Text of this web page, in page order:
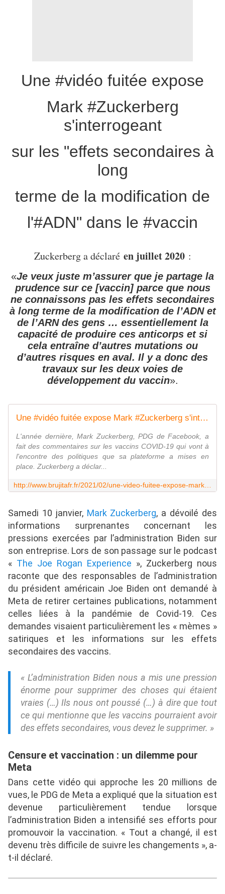
Une #vidéo fuitée expose
Mark #Zuckerberg
s'interrogeant
sur les "effets secondaires à
long
terme de la modification de
l'#ADN" dans le #vaccin
Zuckerberg a déclaré en juillet 2020 :
«Je veux juste m’assurer que je partage la
prudence sur ce [vaccin] parce que nous
ne connaissons pas les effets secondaires
à long terme de la modification de l’ADN et
de l’ARN des gens … essentiellement la
capacité de produire ces anticorps et si
cela entraîne d’autres mutations ou
d’autres risques en aval. Il y a donc des
travaux sur les deux voies de
développement du vaccin».
Une #vidéo fuitée expose Mark #Zuckerberg s'interrogeant sur les "effets secondaires à long terme de la modification de l'#ADN" dans le #vaccin - MOINS de BIENS PLUS de LIENS
L'année dernière, Mark Zuckerberg, PDG de Facebook, a
fait des commentaires sur les vaccins COVID-19 qui vont à
l'encontre des politiques que sa plateforme a mises en
place. Zuckerberg a déclar...
Samedi 10 janvier, Mark Zuckerberg, a dévoilé des
informations surprenantes concernant les
pressions exercées par l’administration Biden sur
son entreprise. Lors de son passage sur le podcast
« The Joe Rogan Experience », Zuckerberg nous
raconte que des responsables de l’administration
du président américain Joe Biden ont demandé à
Meta de retirer certaines publications, notamment
celles liées à la pandémie de Covid-19. Ces
demandes visaient particulièrement les « mèmes »
satiriques et les informations sur les effets
secondaires des vaccins.
« L’administration Biden nous a mis une pression
énorme pour supprimer des choses qui étaient
vraies (…) Ils nous ont poussé (…) à dire que tout
ce qui mentionne que les vaccins pourraient avoir
des effets secondaires, vous devez le supprimer. »
Censure et vaccination : un dilemme pour
Meta
Dans cette vidéo qui approche les 20 millions de
vues, le PDG de Meta a expliqué que la situation est
devenue particulièrement tendue lorsque
l’administration Biden a intensifié ses efforts pour
promouvoir la vaccination. « Tout a changé, il est
devenu très difficile de suivre les changements », a-
t-il déclaré.